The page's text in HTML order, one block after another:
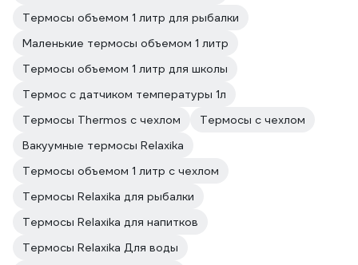
Термосы объемом 1 литр для рыбалки
Маленькие термосы объемом 1 литр
Термосы объемом 1 литр для школы
Термос с датчиком температуры 1л
Термосы Thermos с чехлом
Термосы с чехлом
Вакуумные термосы Relaxika
Термосы объемом 1 литр с чехлом
Термосы Relaxika для рыбалки
Термосы Relaxika для напитков
Термосы Relaxika Для воды